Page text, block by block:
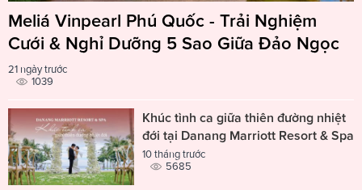
Meliá Vinpearl Phú Quốc - Trải Nghiệm
Cưới & Nghỉ Dưỡng 5 Sao Giữa Đảo Ngọc
21 ngày trước
1039
Khúc tình ca giữa thiên đường nhiệt
đới tại Danang Marriott Resort & Spa
10 tháng trước
5685